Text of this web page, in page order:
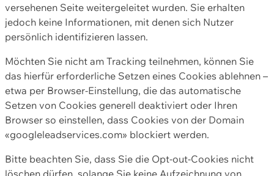
versehenen Seite weitergeleitet wurden. Sie erhalten
jedoch keine Informationen, mit denen sich Nutzer
persönlich identifizieren lassen.
Möchten Sie nicht am Tracking teilnehmen, können Sie
das hierfür erforderliche Setzen eines Cookies ablehnen –
etwa per Browser-Einstellung, die das automatische
Setzen von Cookies generell deaktiviert oder Ihren
Browser so einstellen, dass Cookies von der Domain
«googleleadservices.com» blockiert werden.
Bitte beachten Sie, dass Sie die Opt-out-Cookies nicht